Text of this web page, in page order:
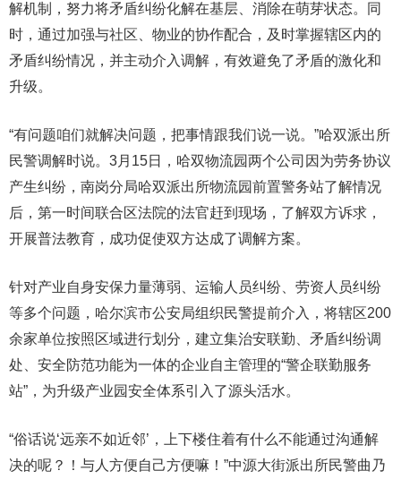
解机制，努力将矛盾纠纷化解在基层、消除在萌芽状态。同
时，通过加强与社区、物业的协作配合，及时掌握辖区内的
矛盾纠纷情况，并主动介入调解，有效避免了矛盾的激化和
升级。
“有问题咱们就解决问题，把事情跟我们说一说。”哈双派出所
民警调解时说。3月15日，哈双物流园两个公司因为劳务协议
产生纠纷，南岗分局哈双派出所物流园前置警务站了解情况
后，第一时间联合区法院的法官赶到现场，了解双方诉求，
开展普法教育，成功促使双方达成了调解方案。
针对产业自身安保力量薄弱、运输人员纠纷、劳资人员纠纷
等多个问题，哈尔滨市公安局组织民警提前介入，将辖区200
余家单位按照区域进行划分，建立集治安联勤、矛盾纠纷调
处、安全防范功能为一体的企业自主管理的“警企联勤服务
站”，为升级产业园安全体系引入了源头活水。
“俗话说‘远亲不如近邻’，上下楼住着有什么不能通过沟通解
决的呢？！与人方便自己方便嘛！”中源大街派出所民警曲乃